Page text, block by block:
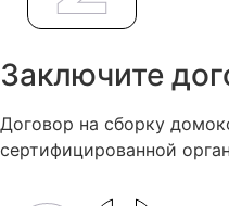
Заключите
Договор на сборку
сертифицированной